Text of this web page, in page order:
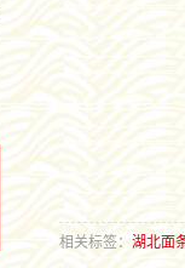
相关标签： 湖北面